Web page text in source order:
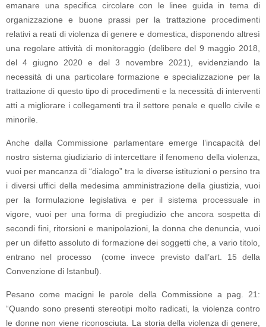
emanare una specifica circolare con le linee guida in tema di
organizzazione e buone prassi per la trattazione procedimenti
relativi a reati di violenza di genere e domestica, disponendo altresì
una regolare attività di monitoraggio (delibere del 9 maggio 2018,
del 4 giugno 2020 e del 3 novembre 2021), evidenziando la
necessità di una particolare formazione e specializzazione per la
trattazione di questo tipo di procedimenti e la necessità di interventi
atti a migliorare i collegamenti tra il settore penale e quello civile e
minorile.
Anche dalla Commissione parlamentare emerge l’incapacità del
nostro sistema giudiziario di intercettare il fenomeno della violenza,
vuoi per mancanza di “dialogo” tra le diverse istituzioni o persino tra
i diversi uffici della medesima amministrazione della giustizia, vuoi
per la formulazione legislativa e per il sistema processuale in
vigore, vuoi per una forma di pregiudizio che ancora sospetta di
secondi fini, ritorsioni e manipolazioni, la donna che denuncia, vuoi
per un difetto assoluto di formazione dei soggetti che, a vario titolo,
entrano nel processo (come invece previsto dall’art. 15 della
Convenzione di Istanbul).
Pesano come macigni le parole della Commissione a pag. 21:
“Quando sono presenti stereotipi molto radicati, la violenza contro
le donne non viene riconosciuta. La storia della violenza di genere,